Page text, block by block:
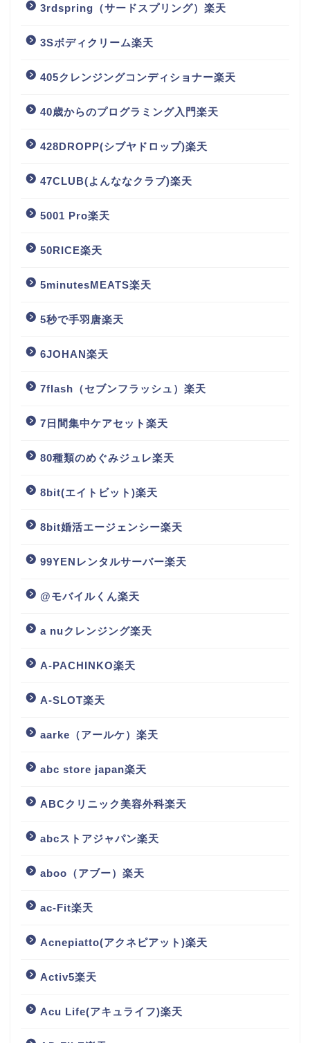
3rdspring（サードスプリング）楽天
3Sボディクリーム楽天
405クレンジングコンディショナー楽天
40歳からのプログラミング入門楽天
428DROPP(シブヤドロップ)楽天
47CLUB(よんななクラブ)楽天
5001 Pro楽天
50RICE楽天
5minutesMEATS楽天
5秒で手羽唐楽天
6JOHAN楽天
7flash（セブンフラッシュ）楽天
7日間集中ケアセット楽天
80種類のめぐみジュレ楽天
8bit(エイトビット)楽天
8bit婚活エージェンシー楽天
99YENレンタルサーバー楽天
@モバイルくん楽天
a nuクレンジング楽天
A-PACHINKO楽天
A-SLOT楽天
aarke（アールケ）楽天
abc store japan楽天
ABCクリニック美容外科楽天
abcストアジャパン楽天
aboo（アブー）楽天
ac-Fit楽天
Acnepiatto(アクネピアット)楽天
Activ5楽天
Acu Life(アキュライフ)楽天